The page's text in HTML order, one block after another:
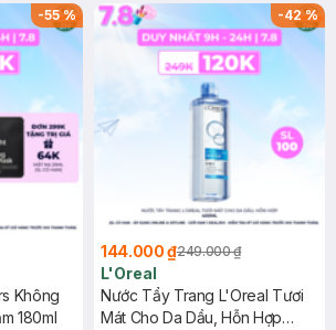
-55%
Không
180ml
-42%
144.000 ₫249.000 ₫
L'Oreal
Nước Tẩy Trang L'Oreal Tươi
Mát Cho Da Dầu, Hỗn Hợp